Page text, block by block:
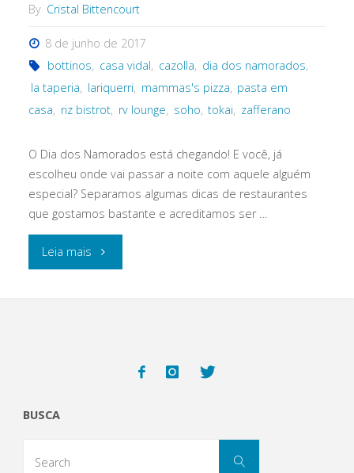
By Cristal Bittencourt
8 de junho de 2017
bottinos, casa vidal, cazolla, dia dos namorados,
la taperia, lariquerri, mammas's pizza, pasta em
casa, riz bistrot, rv lounge, soho, tokai, zafferano
O Dia dos Namorados está chegando! E você, já
escolheu onde vai passar a noite com aquele alguém
especial? Separamos algumas dicas de restaurantes
que gostamos bastante e acreditamos ser …
Leia mais "Dia
BUSCA
Search